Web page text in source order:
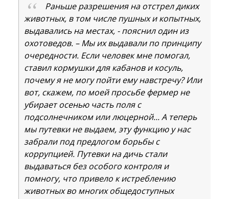
Раньше разрешения на отстрел диких
животных, в том числе пушных и копытных,
выдавались на местах, - пояснил один из
охотоведов. – Мы их выдавали по принципу
очередности. Если человек мне помогал,
ставил кормушки для кабанов и косуль,
почему я не могу пойти ему навстречу? Или
вот, скажем, по моей просьбе фермер не
убирает осенью часть поля с
подсолнечником или люцерной... А теперь
мы путевки не выдаем, эту функцию у нас
забрали под предлогом борьбы с
коррупцией. Путевки на дичь стали
выдаваться без особого контроля и
помногу, что привело к истреблению
животных во многих общедоступных